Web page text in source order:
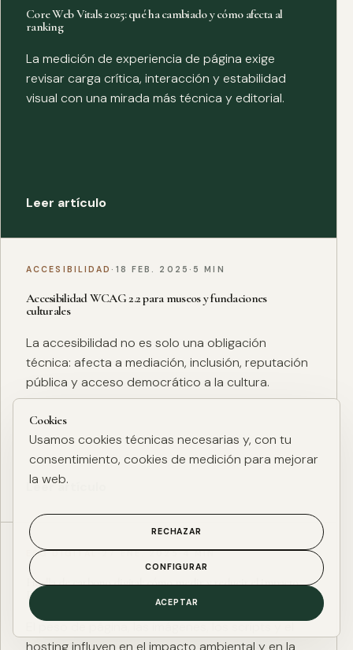
Core Web Vitals 2025: qué ha cambiado y cómo afecta al
ranking
La medición de experiencia de página exige
revisar carga crítica, interacción y estabilidad
visual con una mirada más técnica y editorial.
Leer artículo
ACCESIBILIDAD · 18 FEB. 2025 · 5 MIN
Accesibilidad WCAG 2.2 para museos y fundaciones
culturales
La accesibilidad no es solo una obligación
técnica: afecta a mediación, inclusión, reputación
pública y acceso democrático a la cultura.
Leer artículo
ESG DIGITAL·27 ENE. 2025·4 MIN
Huella de carbono digital: cómo medir y reducir el impacto
ESG de una web
El peso de página, las imágenes, los scripts y el
hosting influyen en el impacto ambiental y en la
Cookies
Usamos cookies técnicas necesarias y, con tu
consentimiento, cookies de medición para mejorar
la web.
RECHAZAR
CONFIGURAR
ACEPTAR